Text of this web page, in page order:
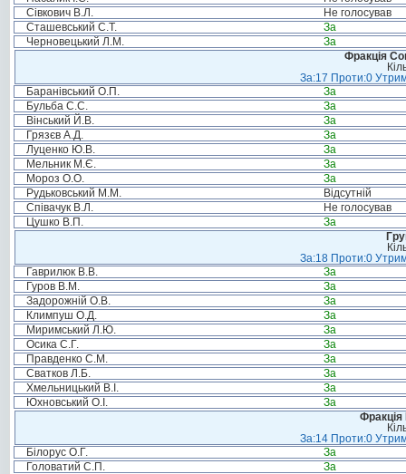
Сівкович В.Л.
Не голосував
Сташевський С.Т.
За
Черновецький Л.М.
За
Фракція
За:17 Проти:0
Баранівський О.П.
За
Бульба С.С.
За
Вінський Й.В.
За
Грязєв А.Д.
За
Луценко Ю.В.
За
Мельник М.Є.
За
Мороз О.О.
За
Рудьковський М.М.
Відсутній
Співачук В.Л.
Не голосував
Цушко В.П.
За
За:18 Проти:0
Гаврилюк В.В.
За
Гуров В.М.
За
Задорожній О.В.
За
Климпуш О.Д.
За
Миримський Л.Ю.
За
Осика С.Г.
За
Правденко С.М.
За
Сватков Л.Б.
За
Хмельницький В.І.
За
Юхновський О.І.
За
За:14 Проти:0
Білорус О.Г.
За
Головатий С.П.
За